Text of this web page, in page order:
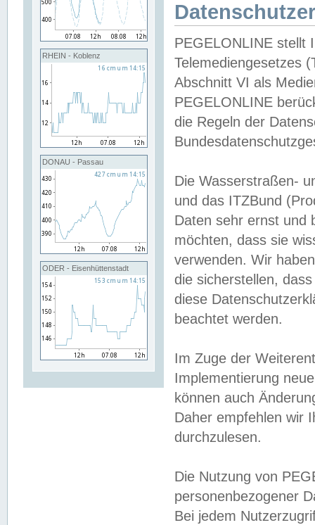
RHEIN - Koblenz
DONAU - Passau
ODER - Eisenhüttenstadt
PEGELONLINE stellt
Telemediengesetzes
Abschnitt VI als
PEGELONLINE
die Regeln der
Die Wasserstraßen-
und das ITZBund
Daten sehr ernst und
möchten, dass sie
verwenden. Wir
die sicherstellen,
diese
beachtet werden.
Im Zuge der
Implementierung
können auch
Daher empfehlen wir
durchzulesen.
Die Nutzung von
personenbezogener
Bei jedem